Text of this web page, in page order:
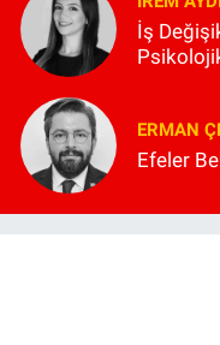
İş
ERMAN
Efeler